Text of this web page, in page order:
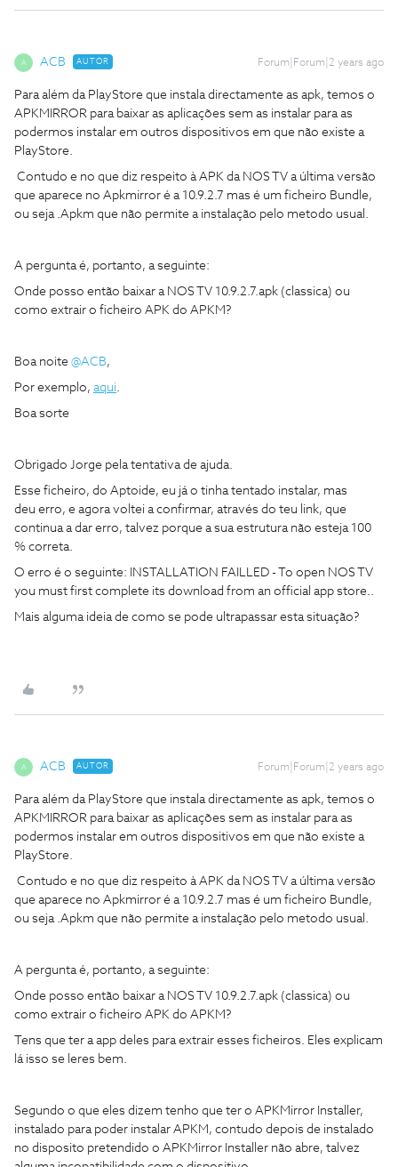
A ACB AUTOR Forum|Forum|2 years ago
Para além da PlayStore que instala directamente as apk, temos o
APKMIRROR para baixar as aplicações sem as instalar para as
podermos instalar em outros dispositivos em que não existe a
PlayStore.
Contudo e no que diz respeito à APK da NOS TV a última versão
que aparece no Apkmirror é a 10.9.2.7 mas é um ficheiro Bundle,
ou seja .Apkm que não permite a instalação pelo metodo usual.
A pergunta é, portanto, a seguinte:
Onde posso então baixar a NOS TV 10.9.2.7.apk (classica) ou
como extrair o ficheiro APK do APKM?
Boa noite @ACB,
Por exemplo, aqui.
Boa sorte
Obrigado Jorge pela tentativa de ajuda.
Esse ficheiro, do Aptoide, eu já o tinha tentado instalar, mas
deu erro, e agora voltei a confirmar, através do teu link, que
continua a dar erro, talvez porque a sua estrutura não esteja 100
% correta.
O erro é o seguinte: INSTALLATION FAILLED - To open NOS TV
you must first complete its download from an official app store..
Mais alguma ideia de como se pode ultrapassar esta situação?
A ACB AUTOR Forum|Forum|2 years ago
Para além da PlayStore que instala directamente as apk, temos o
APKMIRROR para baixar as aplicações sem as instalar para as
podermos instalar em outros dispositivos em que não existe a
PlayStore.
Contudo e no que diz respeito à APK da NOS TV a última versão
que aparece no Apkmirror é a 10.9.2.7 mas é um ficheiro Bundle,
ou seja .Apkm que não permite a instalação pelo metodo usual.
A pergunta é, portanto, a seguinte:
Onde posso então baixar a NOS TV 10.9.2.7.apk (classica) ou
como extrair o ficheiro APK do APKM?
Tens que ter a app deles para extrair esses ficheiros. Eles explicam
lá isso se leres bem.
Segundo o que eles dizem tenho que ter o APKMirror Installer,
instalado para poder instalar APKM, contudo depois de instalado
no disposito pretendido o APKMirror Installer não abre, talvez